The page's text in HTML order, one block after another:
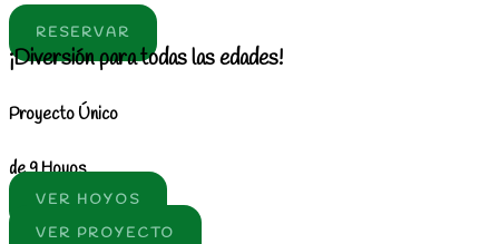
RESERVAR
¡Diversión para todas las edades!
Proyecto Único
de 9 Hoyos
VER HOYOS
VER PROYECTO